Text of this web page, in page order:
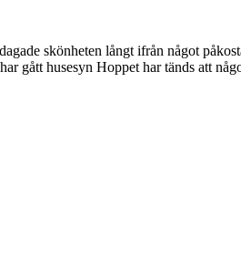
skönheten långt ifrån något
gått husesyn Hoppet har tänds att